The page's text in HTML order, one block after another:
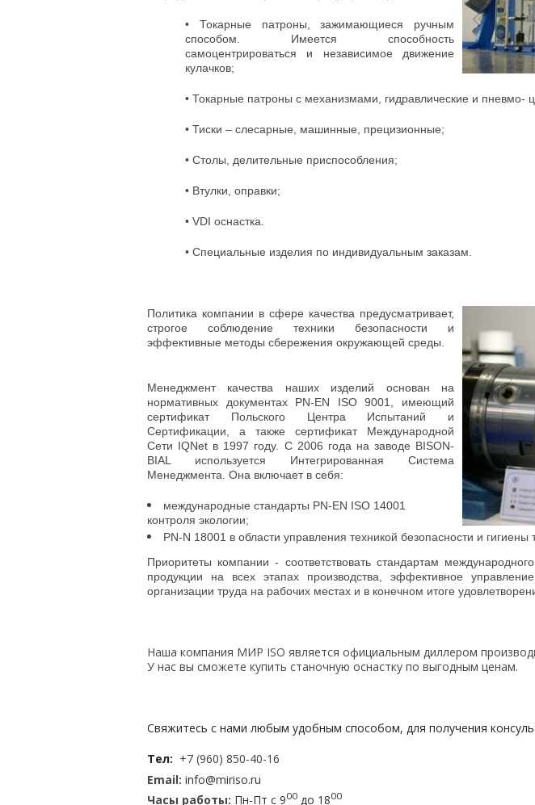
• Токарные патроны, зажимающиеся ручным
способом. Имеется способность
самоцентрироваться и независимое движение
кулачков;
• Токарные патроны с механизмами, гидравлические и пневмо-
• Тиски – слесарные, машинные, прецизионные;
• Столы, делительные приспособления;
• Втулки, оправки;
• VDI оснастка.
• Специальные изделия по индивидуальным заказам.
Политика компании в сфере качества предусматривает,
строгое соблюдение техники безопасности и
эффективные методы сбережения окружающей среды.
Менеджмент качества наших изделий основан на
нормативных документах PN-EN ISO 9001, имеющий
сертификат Польского Центра Испытаний и
Сертификации, а также сертификат Международной
Сети IQNet в 1997 году. С 2006 года на заводе BISON-
BIAL используется Интегрированная Система
Менеджмента. Она включает в себя:
международные стандарты PN-EN ISO 14001
контроля экологии;
PN-N 18001 в области управления техникой безопасности и гигиены
Приоритеты компании - соответствовать стандартам
продукции на всех этапах производства, эффективное
организации труда на рабочих местах и в конечном итоге
Наша компания МИР ISO является официальным диллером
У нас вы сможете купить станочную оснастку по выгодным ценам.
Свяжитесь с нами любым удобным способом, для получения
Тел: +7 (960) 850-40-16
Email: info@miriso.ru
Часы работы: Пн-Пт с 900 до 1800